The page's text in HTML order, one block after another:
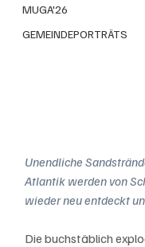
MUGA'26
GEMEINDEPORTRÄTS
Unendliche
Atlantik werden von
wieder neu entdeckt
Die buchstäblich